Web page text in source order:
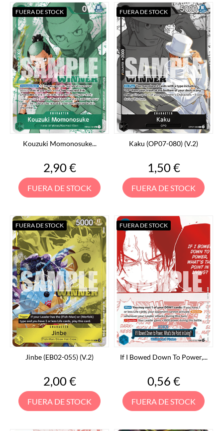
Kouzuki Momonosuke...
Precio
2,90 €
FUERA DE STOCK
FUERA DE STOCK
Kaku (OP07-080) (V.2)
Precio
1,50 €
FUERA DE STOCK
FUERA DE STOCK
Jinbe (EB02-055) (V.2)
Precio
2,00 €
FUERA DE STOCK
FUERA DE STOCK
If I Bowed Down To Power,...
Precio
0,56 €
FUERA DE STOCK
FUERA DE STOCK